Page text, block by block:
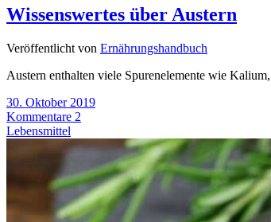
Wissenswertes über Austern
Veröffentlicht von Ernährungshandbuch
Austern enthalten viele Spurenelemente wie
30. Oktober 2019
Kommentare 2
Lebensmittel